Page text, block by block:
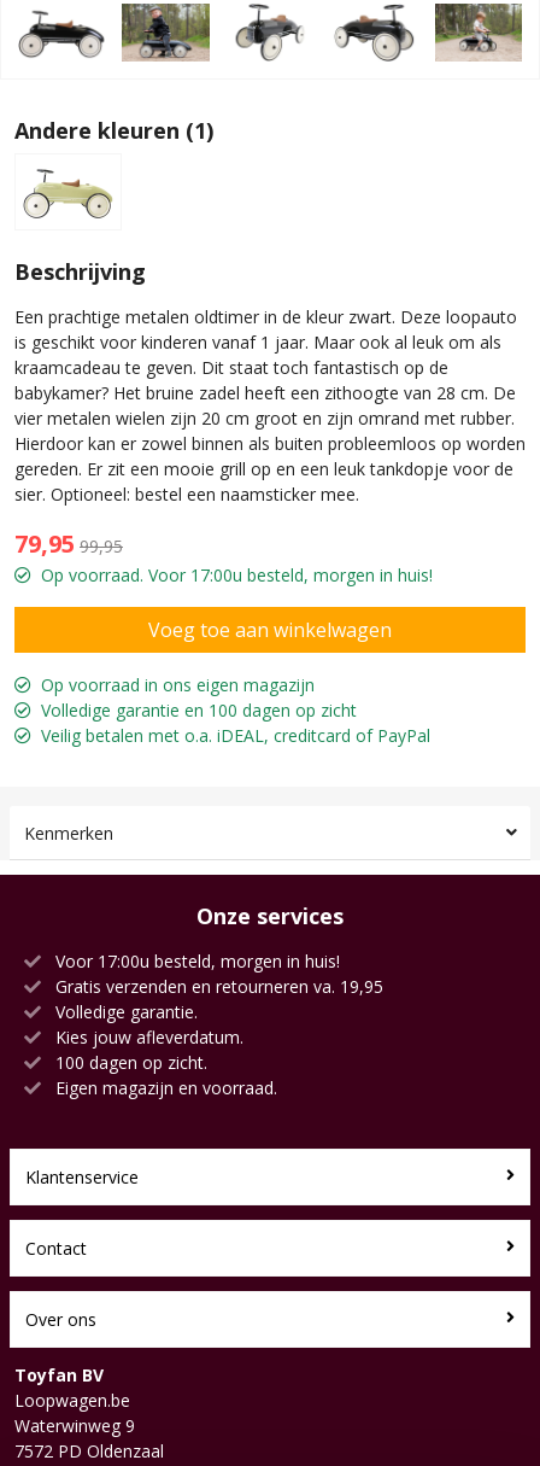
Andere kleuren (1)
Beschrijving
Een prachtige metalen oldtimer in de kleur zwart. Deze loopauto
is geschikt voor kinderen vanaf 1 jaar. Maar ook al leuk om als
kraamcadeau te geven. Dit staat toch fantastisch op de
babykamer? Het bruine zadel heeft een zithoogte van 28 cm. De
vier metalen wielen zijn 20 cm groot en zijn omrand met rubber.
Hierdoor kan er zowel binnen als buiten probleemloos op worden
gereden. Er zit een mooie grill op en een leuk tankdopje voor de
sier. Optioneel: bestel een naamsticker mee.
79,95 99,95
Op voorraad. Voor 17:00u besteld, morgen in huis!
Op voorraad in ons eigen magazijn
Volledige garantie en 100 dagen op zicht
Veilig betalen met o.a. iDEAL, creditcard of PayPal
Kenmerken
Onze services
Voor 17:00u besteld, morgen in huis!
Gratis verzenden en retourneren va. 19,95
Volledige garantie.
Kies jouw afleverdatum.
100 dagen op zicht.
Eigen magazijn en voorraad.
Klantenservice
Contact
Over ons
Toyfan BV
Loopwagen.be
Waterwinweg 9
7572 PD Oldenzaal